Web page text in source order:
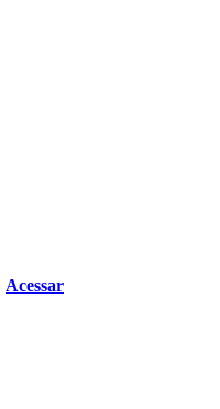
Acessar